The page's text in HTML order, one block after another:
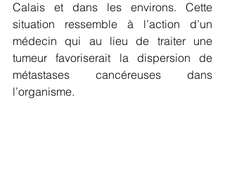
Calais et dans les environs. Cette
situation ressemble à l’action d’un
médecin qui au lieu de traiter une
tumeur favoriserait la dispersion de
métastases cancéreuses dans
l’organisme.